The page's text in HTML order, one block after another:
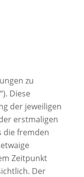
zu
Diese
der jeweiligen
erstmaligen
die fremden
Zeitpunkt
Der